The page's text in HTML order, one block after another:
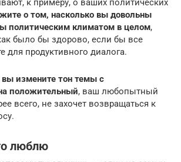
к примеру, о ваших политических
о том, насколько вы довольны
политическим климатом в целом,
было бы здорово, если бы все
для продуктивного диалога.
вы измените тон темы с
положительный, ваш любопытный
всего, не захочет возвращаться к
люблю